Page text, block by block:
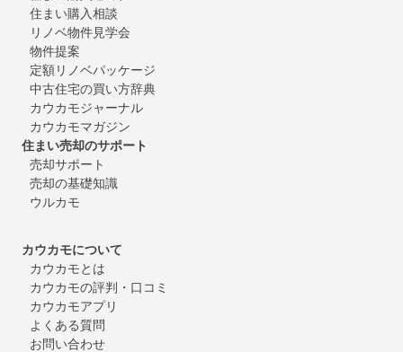
住まい購入相談
リノベ物件見学会
物件提案
定額リノベパッケージ
中古住宅の買い方辞典
カウカモジャーナル
カウカモマガジン
住まい売却のサポート
売却サポート
売却の基礎知識
ウルカモ
カウカモについて
カウカモとは
カウカモの評判・口コミ
カウカモアプリ
よくある質問
お問い合わせ